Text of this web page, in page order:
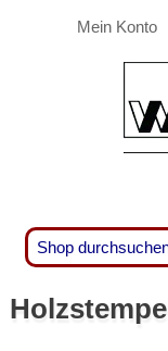
Mein Konto